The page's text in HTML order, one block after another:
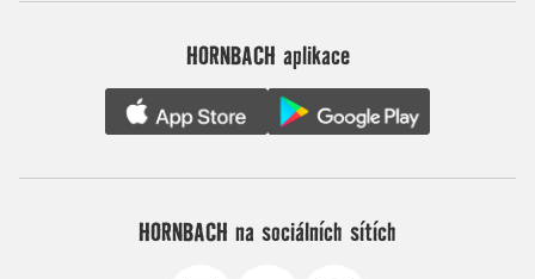
HORNBACH aplikace
HORNBACH na sociálních sítích